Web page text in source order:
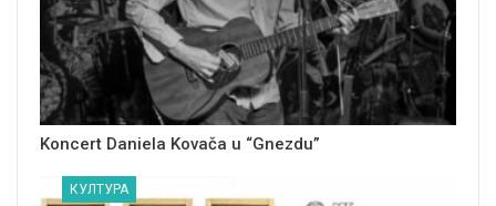
Koncert Daniela Kovača u “Gnezdu”
КУЛТУРА